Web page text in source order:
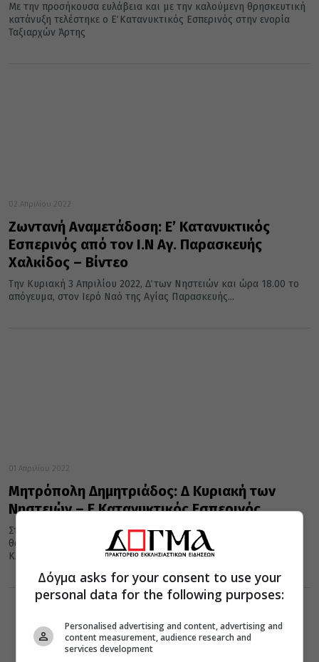
Με την προσήκουσα ευλάβεια και με την καλούμενη θρησκευτική
κατάνυξη τελέστηκε ο Ε΄ Κατανυκτικός Εσπερινός στην ενορία
Ταξιαρχών Άρτης
02 Απριλίου 2022
Ζωντανή Αναμετάδοση: Ε’ Κατανυκτικός
Εσπερινός από τον Ι.Ν Αγ. Παρασκευής
Χαλκίδος – Βίντεο
Την Κυριακή 3 Απριλίου 2022, Δ΄ των Νηστειών και ώρα 18.00 το
απόγευμα, στον Ιερό Ναό της Αγίας Παρασκευής...
01 Απριλίου 2022
Μητρόπολη Δημητριάδος: Δ΄ Κυριακή των
Νηστειών – Ε΄ Κατανυκτικός Εσπερινός
Στον Ιερό Ναό Αγίου Αθανασίου Βελεστίνου θα λειτουργήσει και
θα ομιλήσει την Κυριακή 3/4, Δ΄ Νηστειών (Οσίου Ιωάννου της
Κλίμακος), ο Σεβ....
Δόγμα asks for your consent to use your
personal data for the following purposes:
Personalised advertising and content, advertising and
content measurement, audience research and
services development